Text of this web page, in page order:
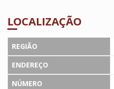
LOCALIZAÇÃO
REGIÃO
ENDEREÇO
NÚMERO